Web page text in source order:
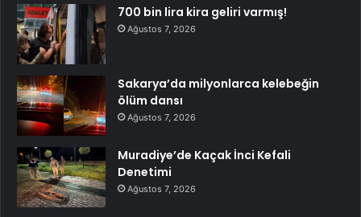
700 bin lira kira geliri varmış!
Ağustos 7, 2026
Sakarya’da milyonlarca kelebeğin
ölüm dansı
Ağustos 7, 2026
Muradiye’de Kaçak İnci Kefali
Denetimi
Ağustos 7, 2026